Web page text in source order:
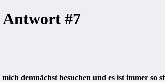
Antwort #7
demnächst besuchen und es ist immer